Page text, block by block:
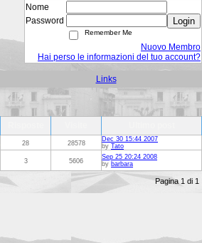
Nome
Password
Login
Remember Me
Nuovo Membro
Hai perso le informazioni del tuo account?
Links
28 28578
Dec 30 15:44 2007
by Tato
3 5606
Sep 25 20:24 2008
by barbara
Pagina 1 di 1